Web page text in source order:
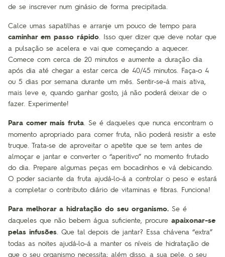
de se inscrever num ginásio de forma precipitada.
Calce umas sapatilhas e arranje um pouco de tempo para
caminhar em passo rápido . Isso quer dizer que deve notar que
a pulsação se acelera e vai que começando a aquecer.
Comece com cerca de 20 minutos e aumente a duração dia
após dia até chegar a estar cerca de 40/45 minutos. Faça-o 4
ou 5 dias por semana durante um mês. Sentir-se-á mais ativa,
mais leve e, quando ganhar gosto, já não poderá deixar de o
fazer. Experimente!
Para comer mais fruta . Se é daqueles que nunca encontram o
momento apropriado para comer fruta, não poderá resistir a este
truque. Trata-se de aproveitar o apetite que se tem antes de
almoçar e jantar e converter o “aperitivo” no momento frutado
do dia. Prepare algumas peças em bocadinhos e vá debicando.
O poder saciante da fruta ajudá-lo-á a controlar o peso e estará
a completar o contributo diário de vitaminas e fibras. Funciona!
Para melhorar a hidratação do seu organismo. Se é
daqueles que não bebem água suficiente, procure apaixonar-se
pelas infusões . Que tal depois de jantar? Essa chávena “extra”
todas as noites ajudá-lo-á a manter os níveis de hidratação de
que o seu organismo necessita; além disso, a sua pele, o seu